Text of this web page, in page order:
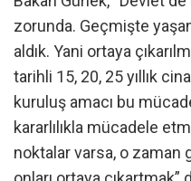
zorunda. Geçmişte
aldık. Yani ortaya
tarihli 15, 20, 25 yıllık
kuruluş amacı bu
kararlılıkla mücadele
noktalar varsa, o zaman